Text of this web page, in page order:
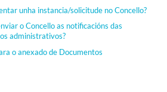
unha instancia/solicitude no Concello?
o Concello as notificacións das
administrativos?
o anexado de Documentos